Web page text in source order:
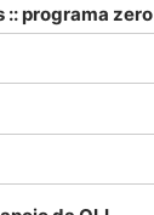
:: programa zero